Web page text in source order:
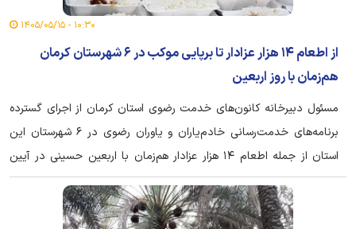
۱۰:۳۰ - ۱۴۰۵/۰۵/۱۵
از اطعام ۱۴ هزار عزادار تا برپایی موکب در ۶ شهرستان کرمان
هم‌زمان با روز اربعین
مسئول دبیرخانه کانون‌های خدمت رضوی استان کرمان از اجرای گسترده
برنامه‌های خدمت‌رسانی خادم‌یاران و یاوران رضوی در ۶ شهرستان این
استان از جمله اطعام ۱۴ هزار عزادار هم‌زمان با اربعین حسینی در آیین
جاماندگان اربعین خبر داد.